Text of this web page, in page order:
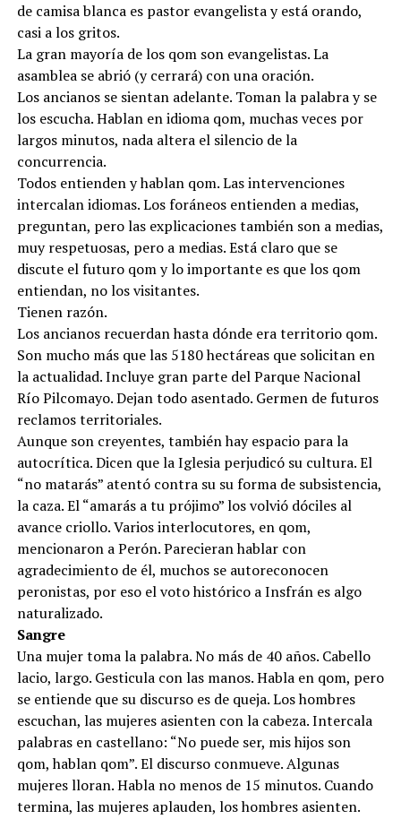
de camisa blanca es pastor evangelista y está orando,
casi a los gritos.
La gran mayoría de los qom son evangelistas. La
asamblea se abrió (y cerrará) con una oración.
Los ancianos se sientan adelante. Toman la palabra y se
los escucha. Hablan en idioma qom, muchas veces por
largos minutos, nada altera el silencio de la
concurrencia.
Todos entienden y hablan qom. Las intervenciones
intercalan idiomas. Los foráneos entienden a medias,
preguntan, pero las explicaciones también son a medias,
muy respetuosas, pero a medias. Está claro que se
discute el futuro qom y lo importante es que los qom
entiendan, no los visitantes.
Tienen razón.
Los ancianos recuerdan hasta dónde era territorio qom.
Son mucho más que las 5180 hectáreas que solicitan en
la actualidad. Incluye gran parte del Parque Nacional
Río Pilcomayo. Dejan todo asentado. Germen de futuros
reclamos territoriales.
Aunque son creyentes, también hay espacio para la
autocrítica. Dicen que la Iglesia perjudicó su cultura. El
“no matarás” atentó contra su su forma de subsistencia,
la caza. El “amarás a tu prójimo” los volvió dóciles al
avance criollo. Varios interlocutores, en qom,
mencionaron a Perón. Parecieran hablar con
agradecimiento de él, muchos se autoreconocen
peronistas, por eso el voto histórico a Insfrán es algo
naturalizado.
Sangre
Una mujer toma la palabra. No más de 40 años. Cabello
lacio, largo. Gesticula con las manos. Habla en qom, pero
se entiende que su discurso es de queja. Los hombres
escuchan, las mujeres asienten con la cabeza. Intercala
palabras en castellano: “No puede ser, mis hijos son
qom, hablan qom”. El discurso conmueve. Algunas
mujeres lloran. Habla no menos de 15 minutos. Cuando
termina, las mujeres aplauden, los hombres asienten.